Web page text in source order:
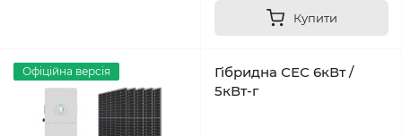
Купити
Офіційна версія
Гібридна СЕС 6кВт /
5кВт-г